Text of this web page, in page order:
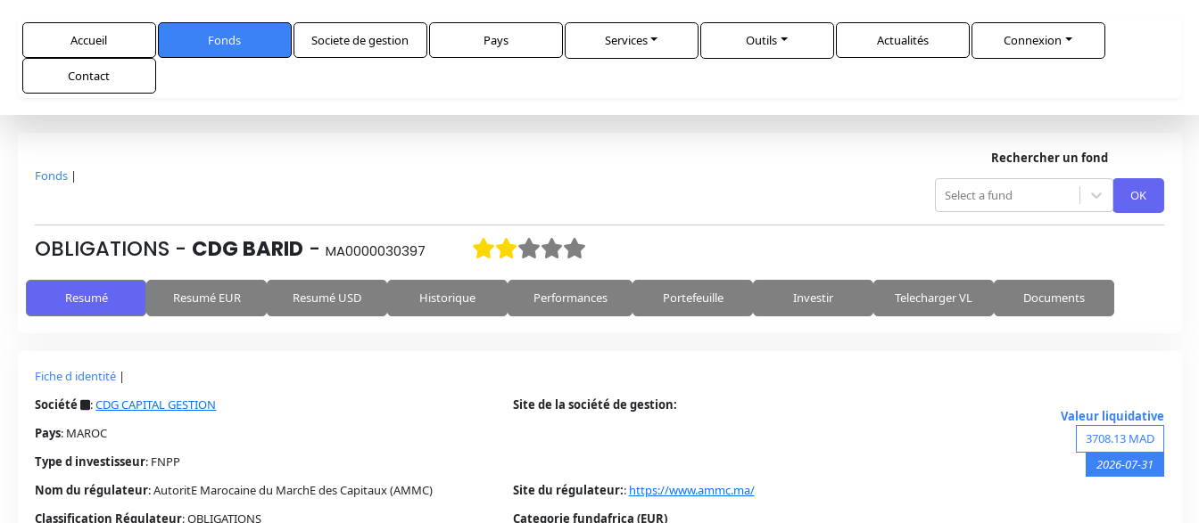
Accueil Fonds Societe de gestion Pays Services Outils Actualités Connexion
Contact
Fonds |
Rechercher un fond
Select a fund OK
OBLIGATIONS - CDG BARID - MA0000030397
Resumé Resumé EUR Resumé USD Historique Performances Portefeuille Investir Telecharger VL Documents
Fiche d identité |
Société
:CDG CAPITAL GESTION
Pays: MAROC
Type d investisseur: FNPP
Nom du régulateur:AutoritE Marocaine du MarchE des Capitaux (AMMC)
Classification Régulateur:OBLIGATIONS
Site de la société de gestion:
Site du régulateur:: https://www.ammc.ma/
Categorie fundafrica (EUR)
Valeur liquidative
3708.13 MAD
2026-07-31